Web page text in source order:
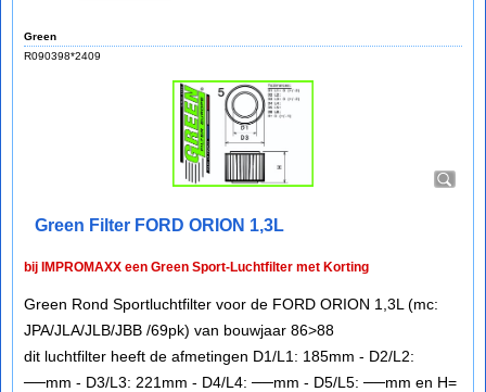
Green
R090398*2409
Green Filter FORD ORION 1,3L
bij IMPROMAXX een Green Sport-Luchtfilter met Korting
Green Rond Sportluchtfilter voor de FORD ORION 1,3L (mc:
JPA/JLA/JLB/JBB /69pk) van bouwjaar 86>88
dit luchtfilter heeft de afmetingen D1/L1: 185mm - D2/L2:
──mm - D3/L3: 221mm - D4/L4: ──mm - D5/L5: ──mm en H=